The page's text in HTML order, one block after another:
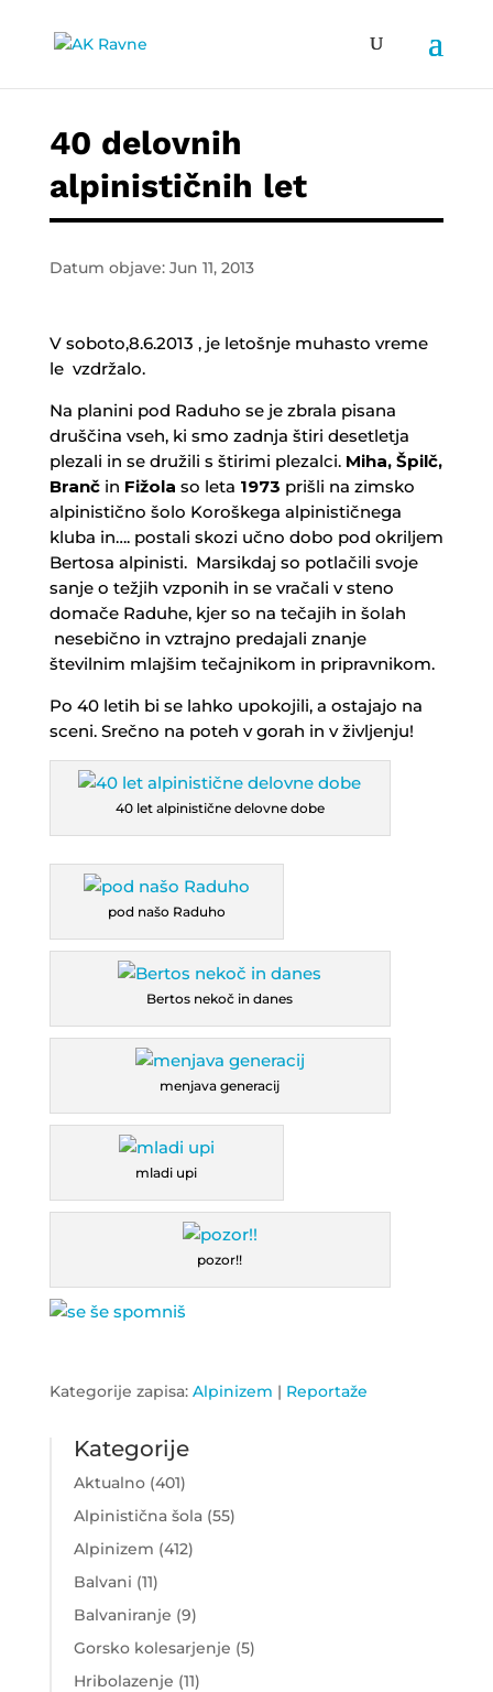
40 delovnih
alpinističnih let
Datum objave: Jun 11, 2013
V soboto,8.6.2013 , je letošnje muhasto vreme
le vzdržalo.
Na planini pod Raduho se je zbrala pisana
druščina vseh, ki smo zadnja štiri desetletja
plezali in se družili s štirimi plezalci. Miha, Špilč,
Brančin Fižola so leta 1973 prišli na zimsko
alpinistično šolo Koroškega alpinističnega
kluba in…. postali skozi učno dobo pod okriljem
Bertosa alpinisti. Marsikdaj so potlačili svoje
sanje o težjih vzponih in se vračali v steno
domače Raduhe, kjer so na tečajih in šolah
nesebično in vztrajno predajali znanje
številnim mlajšim tečajnikom in pripravnikom.
Po 40 letih bi se lahko upokojili, a ostajajo na
sceni. Srečno na poteh v gorah in v življenju!
40 let alpinistične delovne dobe
pod našo Raduho
Bertos nekoč in danes
menjava generacij
mladi upi
pozor!!
Kategorije zapisa: Alpinizem | Reportaže
Kategorije
Aktualno(401)
Alpinistična šola(55)
Alpinizem (412)
Balvani (11)
Balvaniranje (9)
Gorsko kolesarjenje (5)
Hribolazenje (11)